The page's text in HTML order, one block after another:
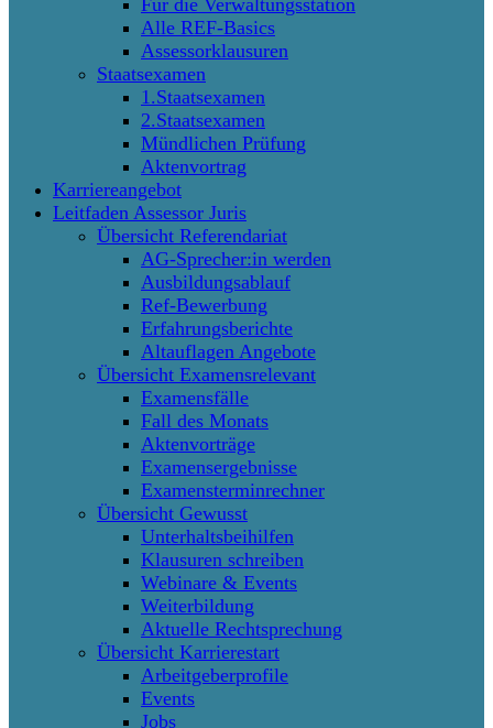
Alle REF-Basics
Assessorklausuren
Staatsexamen
1.Staatsexamen
2.Staatsexamen
Mündlichen Prüfung
Aktenvortrag
Karriereangebot
Leitfaden Assessor Juris
Übersicht Referendariat
AG-Sprecher:in werden
Ausbildungsablauf
Ref-Bewerbung
Erfahrungsberichte
Altauflagen Angebote
Übersicht Examensrelevant
Examensfälle
Fall des Monats
Aktenvorträge
Examensergebnisse
Examensterminrechner
Übersicht Gewusst
Unterhaltsbeihilfen
Klausuren schreiben
Webinare & Events
Weiterbildung
Aktuelle Rechtsprechung
Übersicht Karrierestart
Arbeitgeberprofile
Events
Jobs